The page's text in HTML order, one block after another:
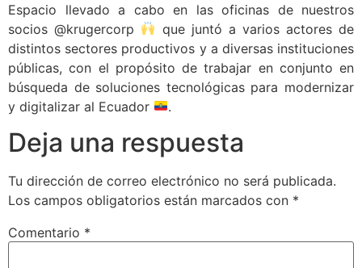
Espacio llevado a cabo en las oficinas de nuestros
socios @krugercorp
que juntó a varios actores de
distintos sectores productivos y a diversas instituciones
públicas, con el propósito de trabajar en conjunto en
búsqueda de soluciones tecnológicas para modernizar
y digitalizar al Ecuador
.
Deja una respuesta
Tu dirección de correo electrónico no será publicada.
Los campos obligatorios están marcados con *
Comentario *